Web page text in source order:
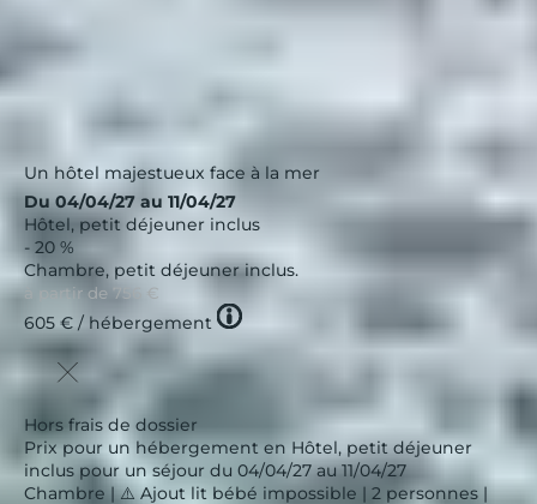
Un hôtel majestueux face à la mer
Du 04/04/27 au 11/04/27
Hôtel, petit déjeuner inclus
- 20 %
Chambre, petit déjeuner inclus.
à partir de 756 €
605 € / hébergement Tooltip
icon
Hors frais de dossier
Prix pour un hébergement en Hôtel, petit déjeuner
inclus pour un séjour du 04/04/27 au 11/04/27
Chambre | ⚠️ Ajout lit bébé impossible | 2 personnes |